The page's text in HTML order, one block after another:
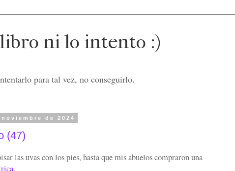
ni lo intento :)
para tal vez, no conseguirlo.
de 2024
(47)
las uvas con los pies, hasta que mis abuelos compraron una
.